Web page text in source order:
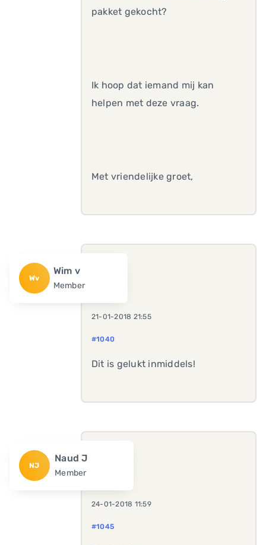
pakket gekocht?
Ik hoop dat iemand mij kan
helpen met deze vraag.
Met vriendelijke groet,
Wv
Wim v
Member
21-01-2018 21:55
#1040
Dit is gelukt inmiddels!
NJ
Naud J
Member
24-01-2018 11:59
#1045